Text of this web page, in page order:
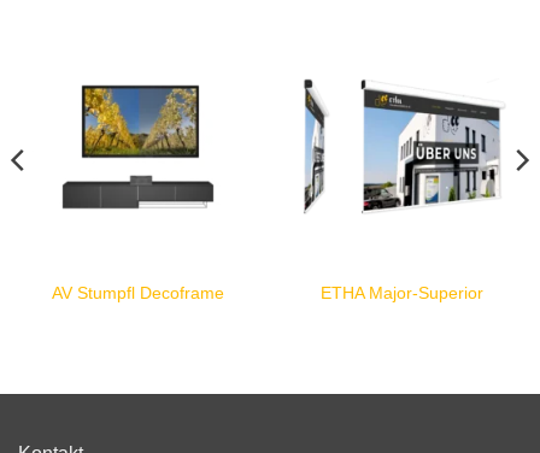
AV Stumpfl Decoframe ETHA Major-Superior